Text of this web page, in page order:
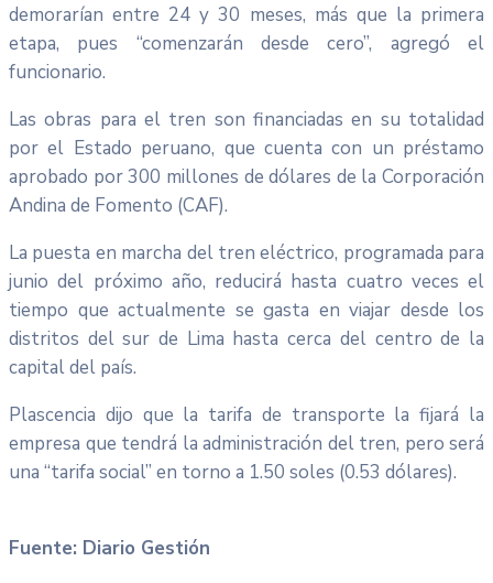
demorarían entre 24 y 30 meses, más que la primera
etapa, pues “comenzarán desde cero”, agregó el
funcionario.
Las obras para el tren son financiadas en su totalidad
por el Estado peruano, que cuenta con un préstamo
aprobado por 300 millones de dólares de la Corporación
Andina de Fomento (CAF).
La puesta en marcha del tren eléctrico, programada para
junio del próximo año, reducirá hasta cuatro veces el
tiempo que actualmente se gasta en viajar desde los
distritos del sur de Lima hasta cerca del centro de la
capital del país.
Plascencia dijo que la tarifa de transporte la fijará la
empresa que tendrá la administración del tren, pero será
una “tarifa social” en torno a 1.50 soles (0.53 dólares).
Fuente: Diario Gestión